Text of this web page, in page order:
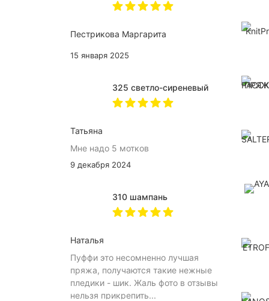
Пестрикова Маргарита
15 января 2025
325 светло-сиреневый
Татьяна
Мне надо 5 мотков
9 декабря 2024
310 шампань
Наталья
Пуффи это несомненно лучшая
пряжа, получаются такие нежные
пледики - шик. Жаль фото в отзывы
нельзя прикрепить...